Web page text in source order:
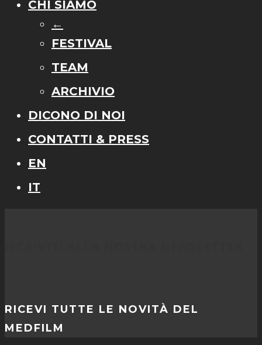
CHI SIAMO
←
FESTIVAL
TEAM
ARCHIVIO
DICONO DI NOI
CONTATTI & PRESS
EN
IT
RICEVI TUTTE LE NOVITÀ DEL
MEDFILM